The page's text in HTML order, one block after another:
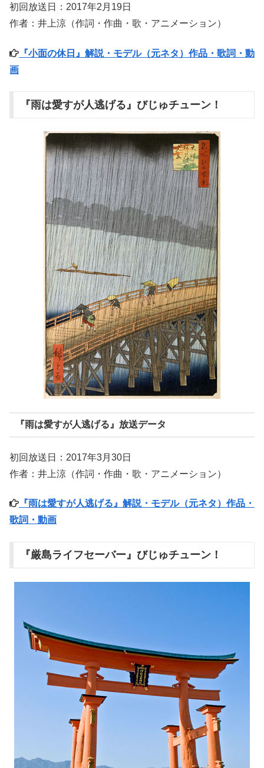
初回放送日：2017年2月19日
作者：井上涼（作詞・作曲・歌・アニメーション）
『小面の休日』解説・モデル（元ネタ）作品・歌詞・動
画
『雨は愛すが人逃げる』びじゅチューン！
『雨は愛すが人逃げる』放送データ
初回放送日：2017年3月30日
作者：井上涼（作詞・作曲・歌・アニメーション）
『雨は愛すが人逃げる』解説・モデル（元ネタ）作品・
歌詞・動画
『厳島ライフセーバー』びじゅチューン！